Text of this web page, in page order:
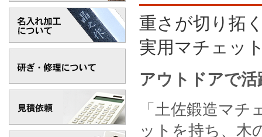
重さが切り拓
実用マチェッ
アウトドアで
「土佐鍛造マ
ットを持ち、木